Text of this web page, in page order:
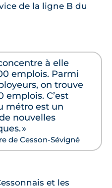
de la ligne B du
à elle
emplois. Parmi
on trouve
emplois. C’est
métro est un
nouvelles
»
de Cesson-Sévigné
et les